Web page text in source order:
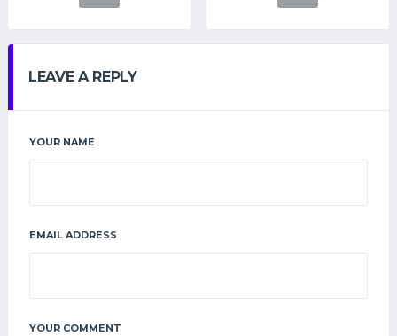
LEAVE A REPLY
YOUR NAME
EMAIL ADDRESS
YOUR COMMENT